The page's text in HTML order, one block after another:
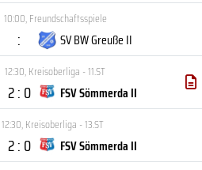
10:00,Freundschaftsspiele
:
SV BW Greuße II
12:30,Kreisoberliga - 11.ST
2 : 0
FSV Sömmerda II
12:30,Kreisoberliga - 13.ST
2 : 0
FSV Sömmerda II